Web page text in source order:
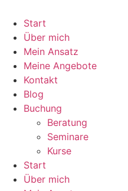
Start
Über mich
Mein Ansatz
Meine Angebote
Kontakt
Blog
Buchung
Beratung
Seminare
Kurse
Start
Über mich